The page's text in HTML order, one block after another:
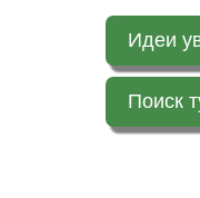
Идеи
Поиск